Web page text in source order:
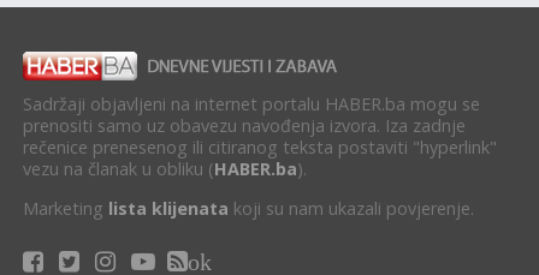
Sadržaji objavljeni na internet portalu HABER.ba mogu se
prenositi samo uz obavezu navođenja izvora. Iza zadnje
rečenice prenesenog ili citiranog teksta postaviti "hyperlink"
vezu na članak u obliku (HABER.ba).
Marketing lista klijenata koji su nam ukazali povjerenje.
ok